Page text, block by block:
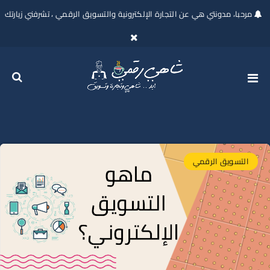
مرحبا، مدونتي هي عن التجارة الإلكترونية والتسويق الرقمي ، تشرفني زيارتك
التسويق الرقمي